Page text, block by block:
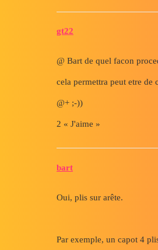
gt22
@ Bart de quel facon
cela permettra peut etre de
@+ ;-))
2 « J'aime »
bart
Oui, plis sur arête.
Par exemple, un capot 4